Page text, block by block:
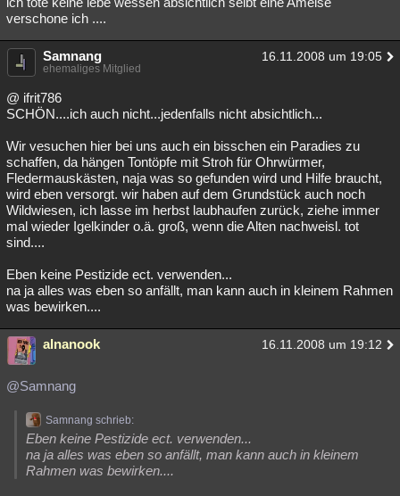
verschone ich ....
Samnang 16.11.2008 um 19:05
ehemaliges Mitglied
@ ifrit786
SCHÖN....ich auch nicht...jedenfalls nicht absichtlich...
Wir vesuchen hier bei uns auch ein bisschen ein Paradies zu
schaffen, da hängen Tontöpfe mit Stroh für Ohrwürmer,
Fledermauskästen, naja was so gefunden wird und Hilfe braucht,
wird eben versorgt. wir haben auf dem Grundstück auch noch
Wildwiesen, ich lasse im herbst laubhaufen zurück, ziehe immer
mal wieder Igelkinder o.ä. groß, wenn die Alten nachweisl. tot
sind....
Eben keine Pestizide ect. verwenden...
na ja alles was eben so anfällt, man kann auch in kleinem Rahmen
was bewirken....
alnanook 16.11.2008 um 19:12
@Samnang
Samnang schrieb:
Eben keine Pestizide ect. verwenden...
na ja alles was eben so anfällt, man kann auch in kleinem
Rahmen was bewirken....